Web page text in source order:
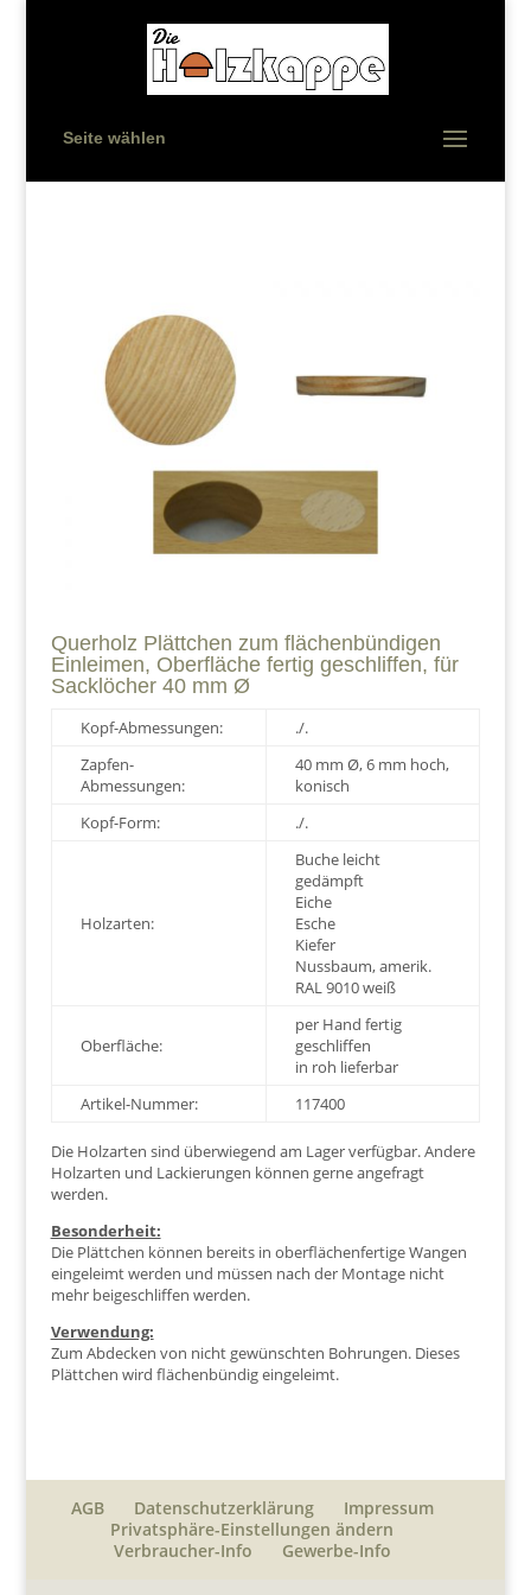
Seite wählen
Querholz Plättchen zum flächenbündigen
Einleimen, Oberfläche fertig geschliffen, für
Sacklöcher 40 mm Ø
Kopf-Abmessungen:
./.
Zapfen-
Abmessungen:
40 mm Ø, 6 mm hoch,
konisch
Kopf-Form:
./.
Holzarten:
Buche leicht
gedämpft
Eiche
Esche
Kiefer
Nussbaum, amerik.
RAL 9010 weiß
Oberfläche:
per Hand fertig
geschliffen
in roh lieferbar
Artikel-Nummer:
117400
Die Holzarten sind überwiegend am Lager verfügbar. Andere
Holzarten und Lackierungen können gerne angefragt
werden.
Besonderheit:
Die Plättchen können bereits in oberflächenfertige Wangen
eingeleimt werden und müssen nach der Montage nicht
mehr beigeschliffen werden.
Verwendung:
Zum Abdecken von nicht gewünschten Bohrungen. Dieses
Plättchen wird flächenbündig eingeleimt.
AGB Datenschutzerklärung
Impressum
Privatsphäre-Einstellungen ändern
Verbraucher-Info
Gewerbe-Info